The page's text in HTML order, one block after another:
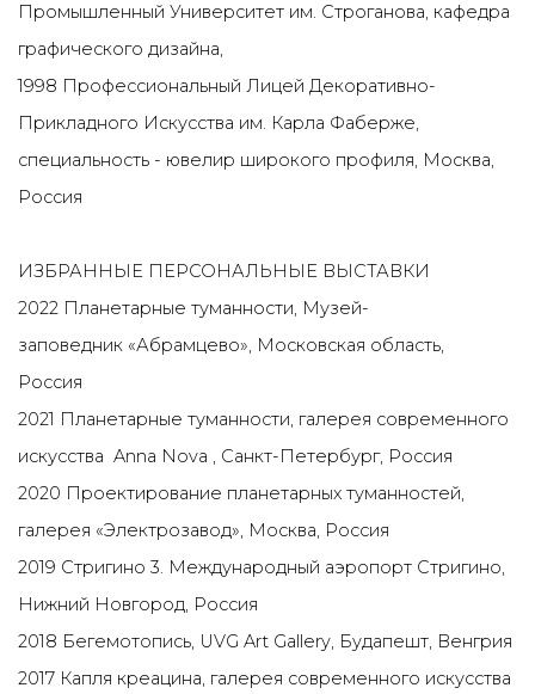
Промышленный Университет им. Строганова, кафедра
графического дизайна,
1998 Профессиональный Лицей Декоративно-
Прикладного Искусства им. Карла Фаберже,
специальность - ювелир широкого профиля, Москва,
Россия
ИЗБРАННЫЕ ПЕРСОНАЛЬНЫЕ ВЫСТАВКИ
2022 Планетарные туманности, Музей-
заповедник «Абрамцево», Московская область,
Россия
2021 Планетарные туманности, галерея современного
искусства Anna Nova , Санкт-Петербург, Россия
2020 Проектирование планетарных туманностей,
галерея «Электрозавод», Москва, Россия
2019 Стригино 3. Международный аэропорт Стригино,
Нижний Новгород, Россия
2018 Бегемотопись, UVG Art Gallery, Будапешт, Венгрия
2017 Капля креацина, галерея современного искусства